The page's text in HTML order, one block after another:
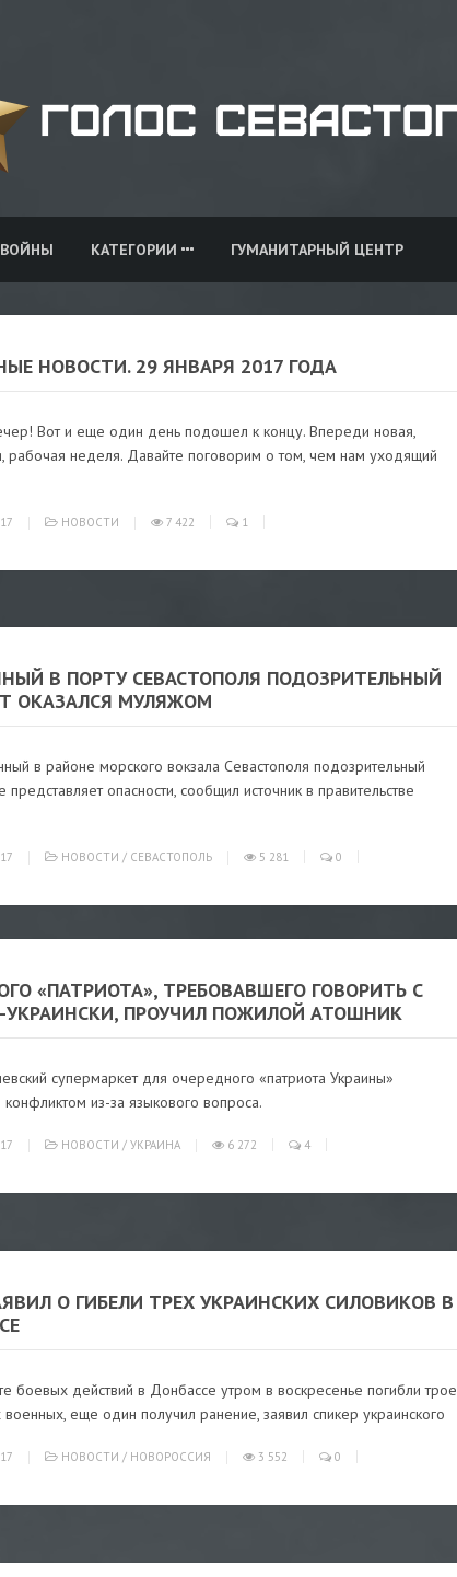
КАТЕГОРИИ ГУМАНИТАРНЫЙ ЦЕНТР
НОВОСТИ. 29 ЯНВАРЯ 2017 ГОДА
Вот и еще один день подошел к концу. Впереди новая,
рабочая неделя. Давайте поговорим о том, чем нам уходящий
НОВОСТИ 7 422 1
В ПОРТУ СЕВАСТОПОЛЯ ПОДОЗРИТЕЛЬНЫЙ
ОКАЗАЛСЯ МУЛЯЖОМ
в районе морского вокзала Севастополя подозрительный
опасности, сообщил источник в правительстве
НОВОСТИ / СЕВАСТОПОЛЬ 5 281 0
«ПАТРИОТА», ТРЕБОВАВШЕГО ГОВОРИТЬ С
ПРОУЧИЛ ПОЖИЛОЙ АТОШНИК
супермаркет для очередного «патриота Украины»
конфликтом из-за языкового вопроса.
НОВОСТИ / УКРАИНА 6 272 4
О ГИБЕЛИ ТРЕХ УКРАИНСКИХ СИЛОВИКОВ В
боевых действий в Донбассе утром в воскресенье погибли трое
военных, еще один получил ранение, заявил спикер украинского
НОВОСТИ / НОВОРОССИЯ 3 552 0